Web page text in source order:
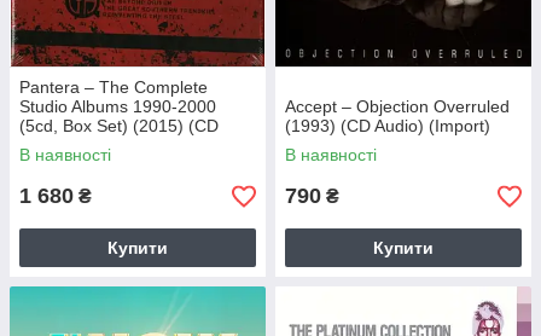
Pantera – The Complete
Studio Albums 1990-2000
(5cd, Box Set) (2015) (CD
Audio) (Import)
В наявності
1 680 ₴
Купити
Accept – Objection Overruled
(1993) (CD Audio) (Import)
В наявності
790 ₴
Купити